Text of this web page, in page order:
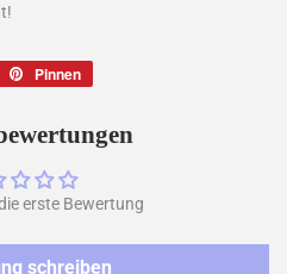
Pinnen
pinnen
erste Bewertung
schreiben